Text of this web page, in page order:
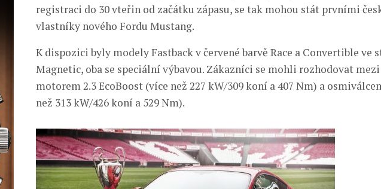
registraci do 30 vteřin od začátku zápasu, se tak mohou stát prvními
vlastníky nového Fordu Mustang.
K dispozici byly modely Fastback v červené barvě Race a Convertible ve
Magnetic, oba se speciální výbavou. Zákazníci se mohli rozhodovat mezi
motorem 2.3 EcoBoost (více než 227 kW/309 koní a 407 Nm) a
než 313 kW/426 koní a 529 Nm).